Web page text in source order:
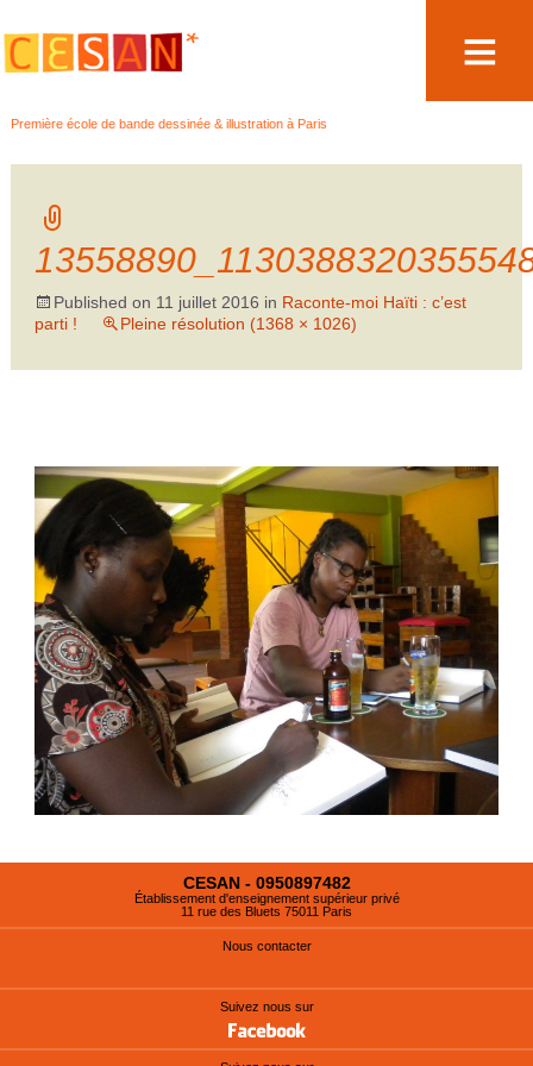
Première école de bande dessinée & illustration à Paris
au
Published on 11 juillet 2016 in Raconte-moi Haïti : c’est
parti !
Pleine résolution (1368 × 1026)
CESAN - 0950897482
Établissement d'enseignement supérieur privé
11 rue des Bluets 75011 Paris
Nous contacter
Suivez nous sur